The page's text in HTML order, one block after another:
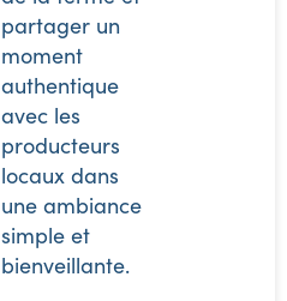
partager un
moment
authentique
avec les
producteurs
locaux dans
une ambiance
simple et
bienveillante.